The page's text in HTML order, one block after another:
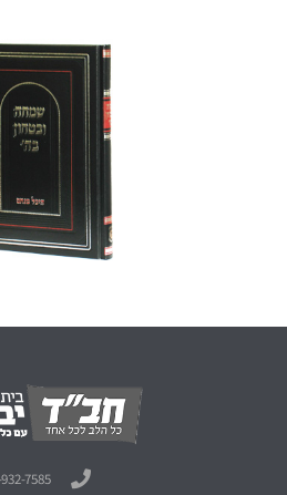
7585